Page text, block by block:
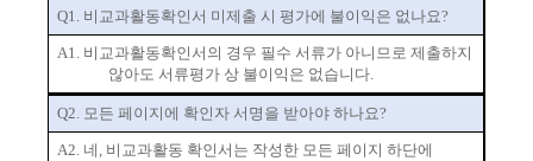
Q1. 비교과활동확인서 미제출 시 평가에 불이익은 없나요?
A1. 비교과활동확인서의 경우 필수 서류가 아니므로 제출하지
않아도 서류평가 상 불이익은 없습니다.
Q2. 모든 페이지에 확인자 서명을 받아야 하나요?
A2. 네 , 비교과활동 확인서는 작성한 모든 페이지 하단에